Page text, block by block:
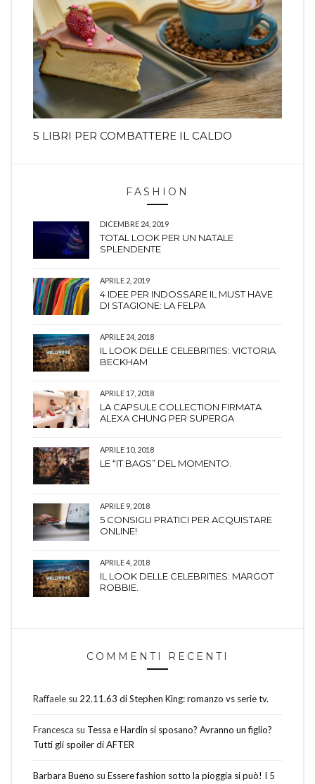
5 LIBRI PER COMBATTERE IL CALDO
FASHION
DICEMBRE 24, 2019
TOTAL LOOK PER UN NATALE
SPLENDENTE
APRILE 2, 2019
4 IDEE PER INDOSSARE IL MUST HAVE
DI STAGIONE: LA FELPA
APRILE 24, 2018
IL LOOK DELLE CELEBRITIES: VICTORIA
BECKHAM
APRILE 17, 2018
LA CAPSULE COLLECTION FIRMATA
ALEXA CHUNG PER SUPERGA
APRILE 10, 2018
LE “IT BAGS” DEL MOMENTO.
APRILE 9, 2018
5 CONSIGLI PRATICI PER ACQUISTARE
ONLINE!
APRILE 4, 2018
IL LOOK DELLE CELEBRITIES: MARGOT
ROBBIE.
COMMENTI RECENTI
Raffaele su 22.11.63 di Stephen King: romanzo vs serie tv.
Francesca su Tessa e Hardin si sposano? Avranno un figlio?
Tutti gli spoiler di AFTER
Barbara Bueno su Essere fashion sotto la pioggia si può! I 5